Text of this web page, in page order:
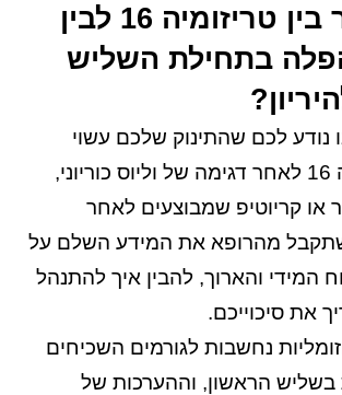
מה הקשר בין טריזומיה 16 לבין
בתחילת השליש
לכם שהתינוק שלכם עשוי
לקבל טריזומיה 16 לאחר דגימה של וליוס כוריוני,
או קריוטיפ שמבוצעים לאחר
מהרופא את המידע השלם על
המידי והארוך, להבין איך להתנהל
את סיכוייכם.
נחשבות לגורמים השכיחים
בשליש הראשון, וההערכות של